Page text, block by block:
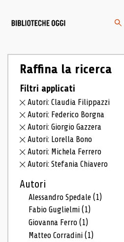
Raffina la ricerca
Filtri applicati
Autori: Claudia Filippazzi
Autori: Federico Borgna
Autori: Giorgio Gazzera
Autori: Lorella Bono
Autori: Michela Ferrero
Autori: Stefania Chiavero
Autori
Alessandro Spedale(1)
Fabio Guglielmi(1)
Giovanna Ferro(1)
Matteo Corradini(1)